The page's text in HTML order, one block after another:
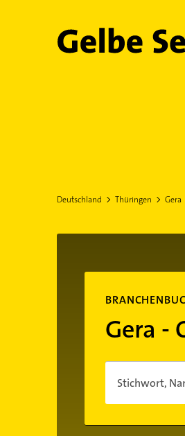
Gelbe
Deutschland Thüringen Gera
Gera -
Stichwort,